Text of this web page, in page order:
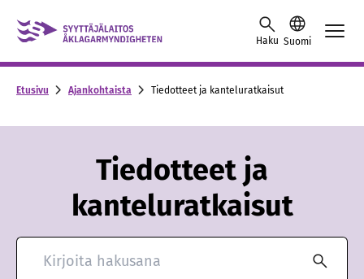
Skip to content -saavutettavuusohje
Haku Suomi
Etusivu Ajankohtaista Tiedotteet ja kanteluratkaisut
Tiedotteet ja
kanteluratkaisut
Hae ajankohtaisia artikkeleita